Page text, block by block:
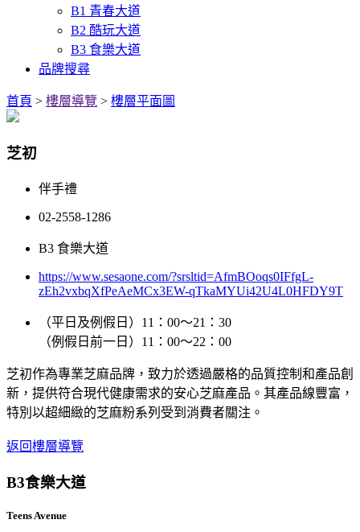
B1 青春大道
B2 酷玩大道
B3 食樂大道
品牌搜尋
首頁 > 樓層導覽 > 樓層平面圖
芝初
伴手禮
02-2558-1286
B3 食樂大道
https://www.sesaone.com/?srsltid=AfmBOoqs0IFfgL-
zEh2vxbqXfPeAeMCx3EW-qTkaMYUi42U4L0HFDY9T
（平日及例假日）11：00～21：30
（例假日前一日）11：00～22：00
芝初作為專業芝麻品牌，致力於透過嚴格的品質控制和產品創
新，提供符合現代健康需求的安心芝麻產品。其產品線豐富，
特別以超細緻的芝麻粉系列受到消費者關注。
返回樓層導覽
B3食樂大道
Teens Avenue